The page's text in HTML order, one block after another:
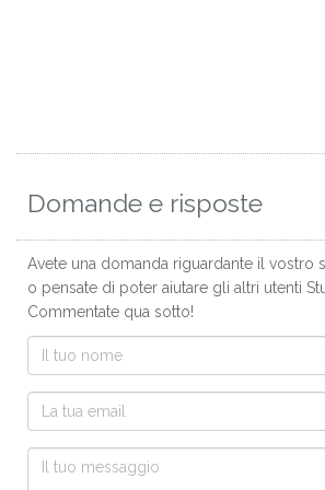
Domande e risposte
Avete una domanda riguardante il vostro
o pensate di poter aiutare gli altri utenti
Commentate qua sotto!